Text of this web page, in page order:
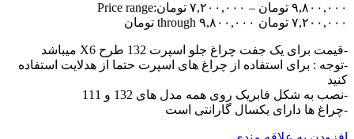
۹,۸۰۰,۰۰۰ تومان – ۷,۲۰۰,۰۰۰ تومانPrice range:
۷,۲۰۰,۰۰۰ تومان through ۹,۸۰۰,۰۰۰ تومان
-قیمت برای یک جفت چراغ جلو اسپرت 132 طرح X6 میباشد
-توجه : برای استفاده از چراغ های اسپرت حتما از هدلایت استفاده
کنید
-نصب به شکل فابریک روی همه مدل های 132 و 111
-چراغ ها دارای یکسال گارانتی است